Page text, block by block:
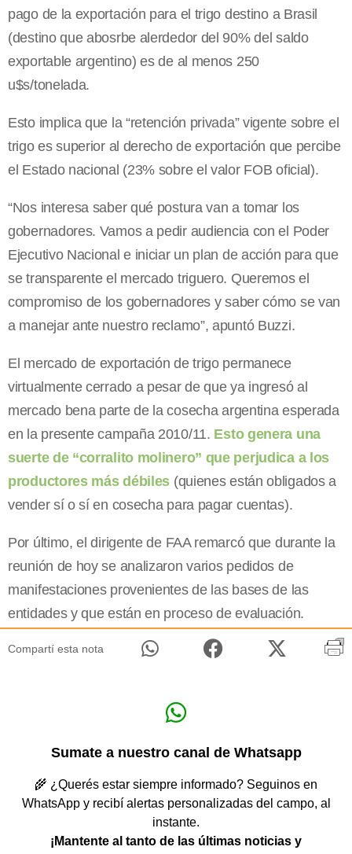
pago de la exportación para el trigo destino a Brasil
(destino que abosrbe alerdedor del 90% del saldo
exportable argentino) es de al menos 250
u$s/tonelada.
Esto implica que la “retención privada” vigente sobre el
trigo es superior al derecho de exportación que percibe
el Estado nacional (23% sobre el valor FOB oficial).
“Nos interesa saber qué postura van a tomar los
gobernadores. Vamos a pedir audiencia con el Poder
Ejecutivo Nacional e iniciar un plan de acción para que
se transparente el mercado triguero. Queremos el
compromiso de los gobernadores y saber cómo se van
a manejar ante nuestro reclamo”, apuntó Buzzi.
El mercado de exportación de trigo permanece
virtualmente cerrado a pesar de que ya ingresó al
mercado bena parte de la cosecha argentina esperada
en la presente campaña 2010/11. Esto genera una
suerte de “corralito molinero” que perjudica a los
productores más débiles (quienes están obligados a
vender sí o sí en cosecha para pagar cuentas).
Por último, el dirigente de FAA remarcó que durante la
reunión de hoy se analizaron varios pedidos de
manifestaciones provenientes de las bases de las
entidades y que están en proceso de evaluación.
Compartí esta nota
Sumate a nuestro canal de Whatsapp
🌾 ¿Querés estar siempre informado? Seguinos en
WhatsApp y recibí alertas personalizadas del campo, al
instante.
¡Mantente al tanto de las últimas noticias y